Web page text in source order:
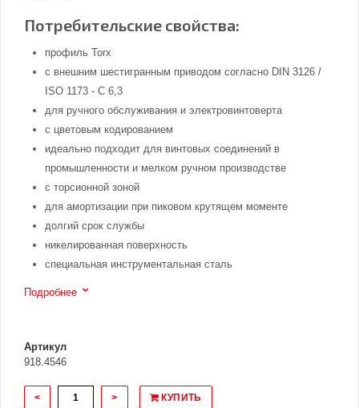
Потребительские свойства:
профиль Torx
с внешним шестигранным приводом согласно DIN 3126 /
ISO 1173 - C 6,3
для ручного обслуживания и электровинтоверта
с цветовым кодированием
идеально подходит для винтовых соединений в
промышленности и мелком ручном производстве
с торсионной зоной
для амортизации при пиковом крутящем моменте
долгий срок службы
никелированная поверхность
специальная инструментальная сталь
Подробнее
Артикул
918.4546
< > КУПИТЬ